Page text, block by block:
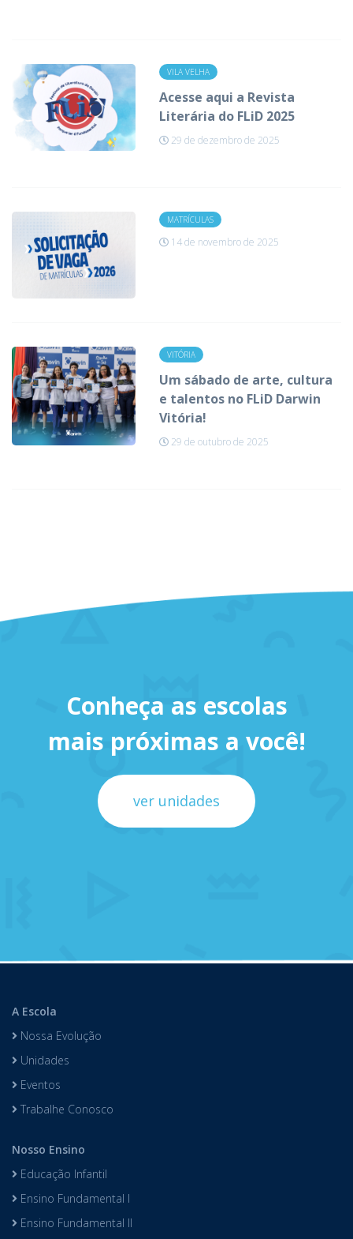
VILA VELHA
Acesse aqui a Revista
Literária do FLiD 2025
29 de dezembro de 2025
MATRÍCULAS
14 de novembro de 2025
VITÓRIA
Um sábado de arte, cultura
e talentos no FLiD Darwin
Vitória!
29 de outubro de 2025
Conheça as escolas
mais próximas a você!
ver unidades
A Escola
Nossa Evolução
Unidades
Eventos
Trabalhe Conosco
Nosso Ensino
Educação Infantil
Ensino Fundamental I
Ensino Fundamental II